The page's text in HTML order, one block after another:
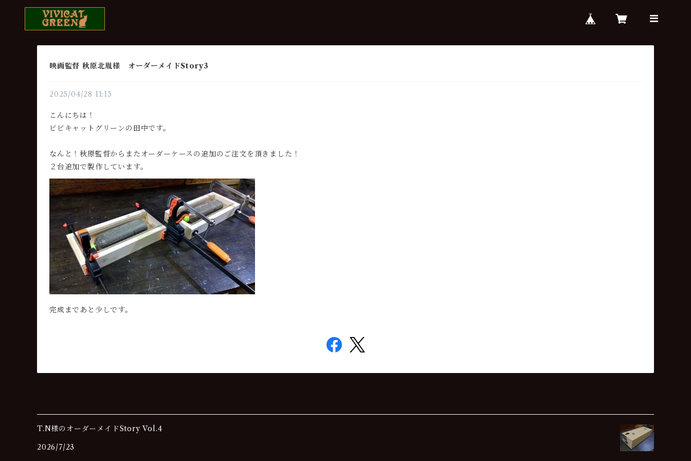
映画監督 秋原北胤様 オーダーメイドStory3
2025/04/28 11:15
こんにちは！
ビビキャットグリーンの田中です。
なんと！秋原監督からまたオーダーケースの追加のご注文を頂きました！
２台追加で製作しています。
完成まであと少しです。
T.N様のオーダーメイドStory Vol.4
2026/7/23